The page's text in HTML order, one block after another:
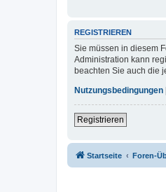
REGISTRIEREN
Sie müssen in diesem
Administration kann
beachten Sie auch die
Nutzungsbedingungen
Registrieren
Startseite Foren-